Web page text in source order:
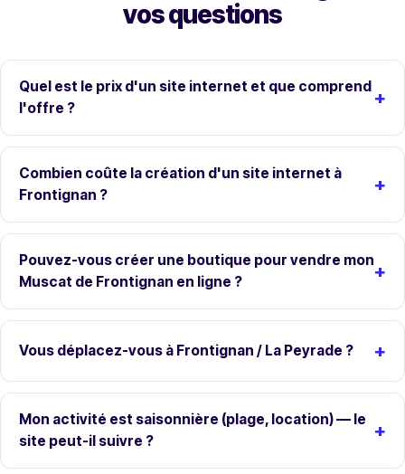
vos questions
Quel est le prix d'un site internet et que comprend
l'offre ?
Combien coûte la création d'un site internet à
Frontignan ?
Pouvez-vous créer une boutique pour vendre mon
Muscat de Frontignan en ligne ?
Vous déplacez-vous à Frontignan / La Peyrade ?
Mon activité est saisonnière (plage, location) — le
site peut-il suivre ?